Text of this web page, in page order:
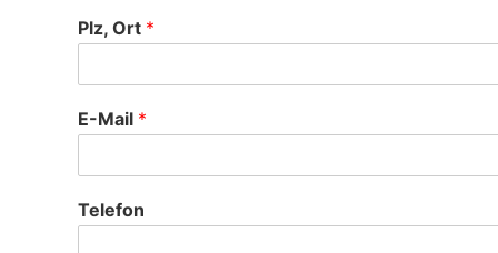
Plz, Ort *
E-Mail *
Telefon